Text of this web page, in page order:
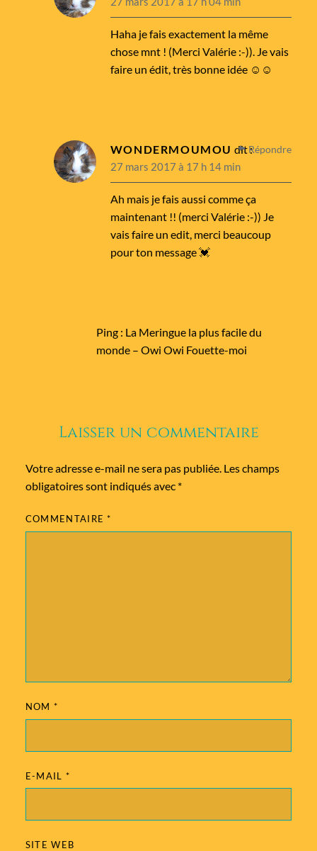
Haha je fais exactement la même
chose mnt ! (Merci Valérie :-)). Je vais
faire un édit, très bonne idée ☺️☺️
WONDERMOUMOU dit :
27 mars 2017 à 17 h 14 min
Ah mais je fais aussi comme ça
maintenant !! (merci Valérie :-)) Je
vais faire un edit, merci beaucoup
pour ton message 💓
Répondre
Ping : La Meringue la plus facile du
monde – Owi Owi Fouette-moi
Laisser un commentaire
Votre adresse e-mail ne sera pas publiée. Les champs
obligatoires sont indiqués avec *
COMMENTAIRE*
NOM*
E-MAIL *
SITE WEB